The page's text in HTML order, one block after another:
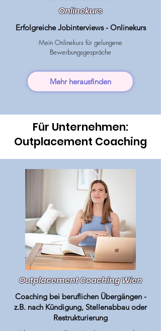
Onlinekurs
Erfolgreiche Jobinterviews - Onlinekurs
Mein Onlinekurs für gelungene
Bewerbungsgespräche
Mehr herausfinden
Für Unternehmen:
Outplacement Coaching
Outplacement Coaching Wien
Coaching bei beruflichen Übergängen -
z.B. nach Kündigung, Stellenabbau oder
Restrukturierung